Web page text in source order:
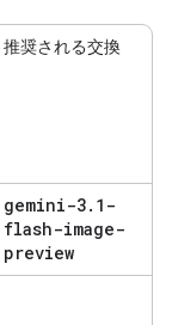
推奨される交換
gemini-3. 1-
flash-image-
preview